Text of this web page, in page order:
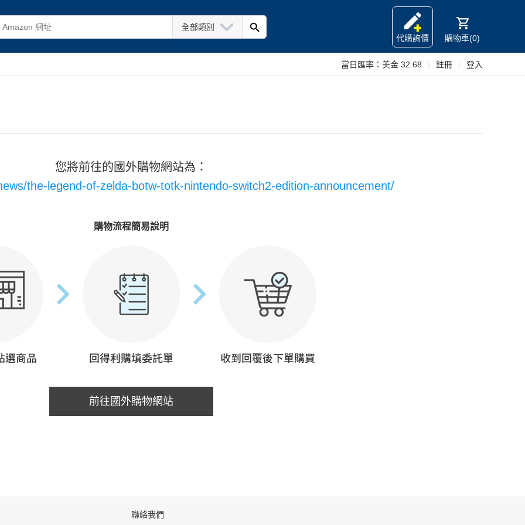
全部類別
代購詢價
購物車(0)
當日匯率： 美金 32.68 註冊 登入
您將前往的國外購物網站為：
the-legend-of-zelda-botw-totk-nintendo-switch2-edition-announcement/
購物流程簡易說明
前往國外購物網站
聯絡我們